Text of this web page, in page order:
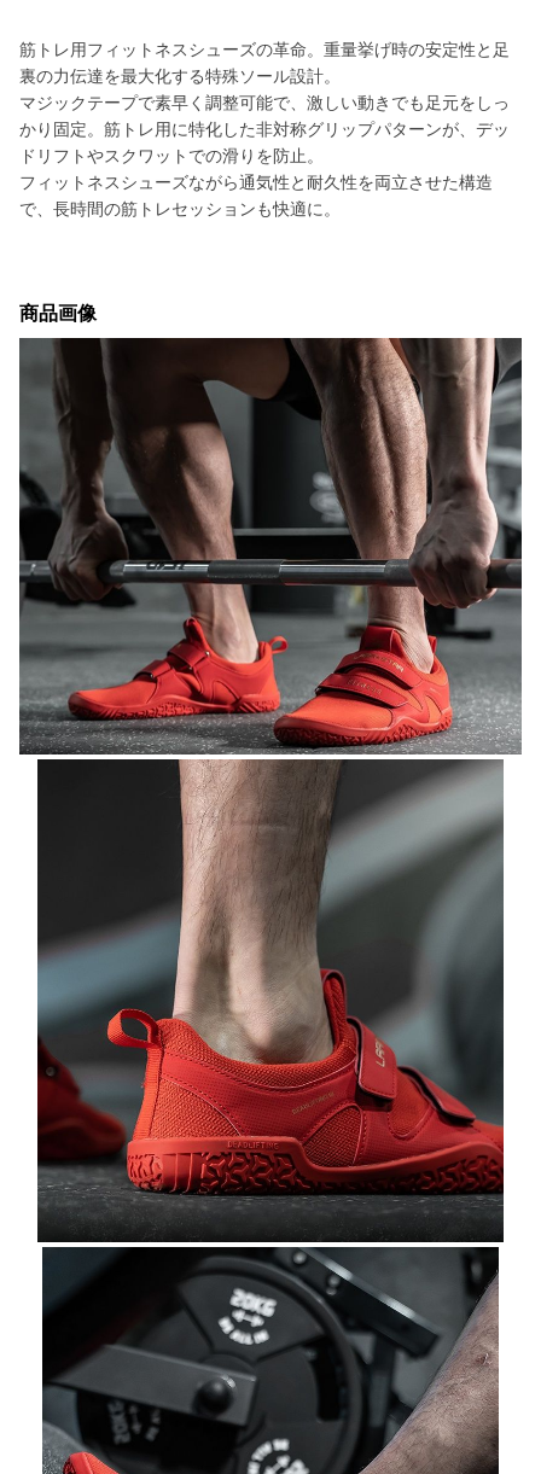
筋トレ用フィットネスシューズの革命。重量挙げ時の安定性と足
裏の力伝達を最大化する特殊ソール設計。
マジックテープで素早く調整可能で、激しい動きでも足元をしっ
かり固定。筋トレ用に特化した非対称グリップパターンが、デッ
ドリフトやスクワットでの滑りを防止。
フィットネスシューズながら通気性と耐久性を両立させた構造
で、長時間の筋トレセッションも快適に。
商品画像